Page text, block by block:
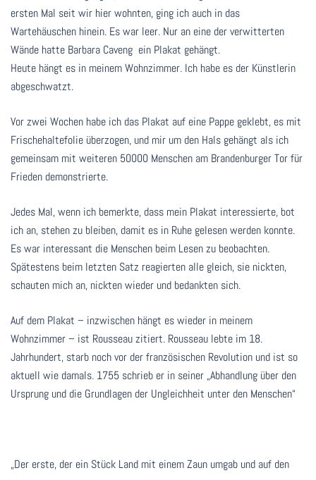
ersten Mal seit wir hier wohnten, ging ich auch in das
Wartehäuschen hinein. Es war leer. Nur an eine der verwitterten
Wände hatte Barbara Caveng ein Plakat gehängt.
Heute hängt es in meinem Wohnzimmer. Ich habe es der Künstlerin
abgeschwatzt.
Vor zwei Wochen habe ich das Plakat auf eine Pappe geklebt, es mit
Frischehaltefolie überzogen, und mir um den Hals gehängt als ich
gemeinsam mit weiteren 50000 Menschen am Brandenburger Tor für
Frieden demonstrierte.
Jedes Mal, wenn ich bemerkte, dass mein Plakat interessierte, bot
ich an, stehen zu bleiben, damit es in Ruhe gelesen werden konnte.
Es war interessant die Menschen beim Lesen zu beobachten.
Spätestens beim letzten Satz reagierten alle gleich, sie nickten,
schauten mich an, nickten wieder und bedankten sich.
Auf dem Plakat – inzwischen hängt es wieder in meinem
Wohnzimmer – ist Rousseau zitiert. Rousseau lebte im 18.
Jahrhundert, starb noch vor der französischen Revolution und ist so
aktuell wie damals. 1755 schrieb er in seiner „Abhandlung über den
Ursprung und die Grundlagen der Ungleichheit unter den Menschen“
„Der erste, der ein Stück Land mit einem Zaun umgab und auf den